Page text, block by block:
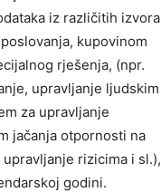
iz različitih izvora
kupovinom
rješenja, (npr.
upravljanje ljudskim
za upravljanje
jačanja otpornosti na
rizicima i sl.),
godini.